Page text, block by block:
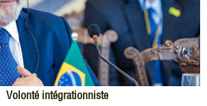
Volonté intégrationniste